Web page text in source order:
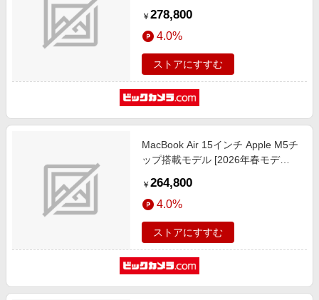
CPUと10コアGPU] スターライト
MDHC4J/A
￥ 278,800
4.0%
ストアにすすむ
MacBook Air 15インチ Apple M5チ
ップ搭載モデル [2026年春モデ
CPUと10コアGPU] スターライト
MDVD4J/A
￥ 264,800
4.0%
ストアにすすむ